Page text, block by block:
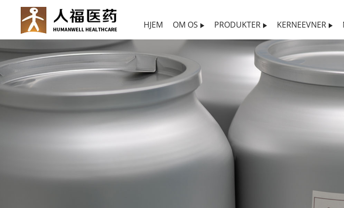
HJEM OM OS PRODUKTER KERNEEVNER